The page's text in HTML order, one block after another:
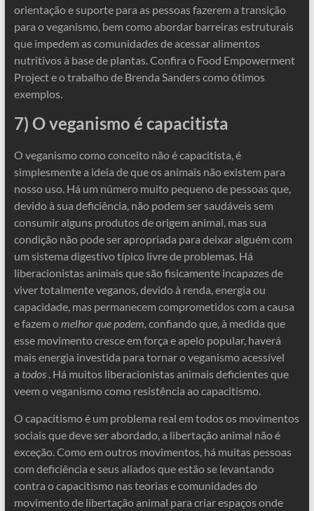
orientação e suporte para as pessoas fazerem a transição
para o veganismo, bem como abordar barreiras estruturais
que impedem as comunidades de acessar alimentos
nutritivos à base de plantas. Confira o Food Empowerment
Project e o trabalho de Brenda Sanders como ótimos
exemplos.
7) O veganismo é capacitista
O veganismo como conceito não é capacitista, é
simplesmente a ideia de que os animais não existem para
nosso uso. Há um número muito pequeno de pessoas que,
devido à sua deficiência, não podem ser saudáveis ​​sem
consumir alguns produtos de origem animal, mas sua
condição não pode ser apropriada para deixar alguém com
um sistema digestivo típico livre de problemas. Há
liberacionistas animais que são fisicamente incapazes de
viver totalmente veganos, devido à renda, energia ou
capacidade, mas permanecem comprometidos com a causa
e fazem o melhor que podem, confiando que, à medida que
esse movimento cresce em força e apelo popular, haverá
mais energia investida para tornar o veganismo acessível
a todos. Há muitos liberacionistas animais deficientes que
veem o veganismo como resistência ao capacitismo.
O capacitismo é um problema real em todos os movimentos
sociais que deve ser abordado, a libertação animal não é
exceção. Como em outros movimentos, há muitas pessoas
com deficiência e seus aliados que estão se levantando
contra o capacitismo nas teorias e comunidades do
movimento de libertação animal para criar espaços onde